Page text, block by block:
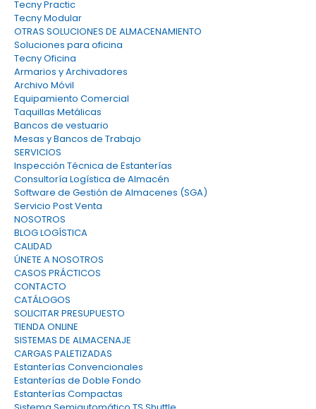
Tecny Practic
Tecny Modular
OTRAS SOLUCIONES DE ALMACENAMIENTO
Soluciones para oficina
Tecny Oficina
Armarios y Archivadores
Archivo Móvil
Equipamiento Comercial
Taquillas Metálicas
Bancos de vestuario
Mesas y Bancos de Trabajo
SERVICIOS
Inspección Técnica de Estanterías
Consultoría Logística de Almacén
Software de Gestión de Almacenes (SGA)
Servicio Post Venta
NOSOTROS
BLOG LOGÍSTICA
CALIDAD
ÚNETE A NOSOTROS
CASOS PRÁCTICOS
CONTACTO
CATÁLOGOS
SOLICITAR PRESUPUESTO
TIENDA ONLINE
SISTEMAS DE ALMACENAJE
CARGAS PALETIZADAS
Estanterías Convencionales
Estanterías de Doble Fondo
Estanterías Compactas